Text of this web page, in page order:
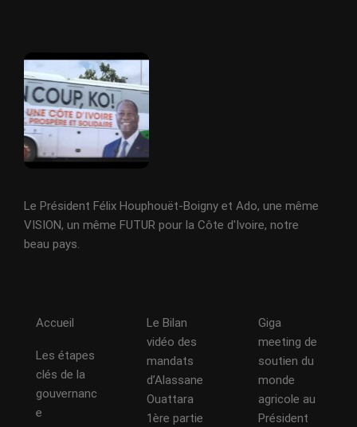
Le Président Félix Houphouët-Boigny et Ado, une même
VISION, un même FUTUR pour la Côte d'Ivoire, notre
beau pays.
Accueil
Les étapes
clés de la
gouvernanc
e
Le Bilan
vidéo des
mandats
d’Alassane
Ouattara
1ère partie
Giga
meeting de
soutien du
monde
agricole au
Président